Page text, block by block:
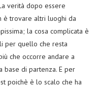
verità dopo essere
è trovare altri luoghi da
la cosa complicata è
per quello che resta
che occorre andare a
base di partenza. E per
poichè è lo scalo che ha